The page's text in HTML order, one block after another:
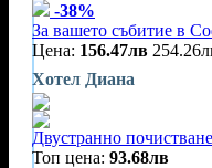
-38%
За вашето събитие в
Цена: 156.47лв
Хотел Диана
Двустранно
Топ цена: 93.68лв